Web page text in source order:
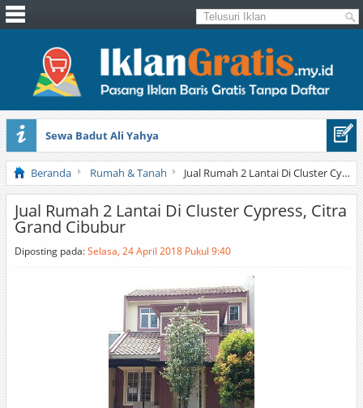
Sewa Badut Ali Yahya
Honda Brio 1.3 E AT CBU 2012 Putih
Beranda Rumah & Tanah Jual Rumah 2 Lantai Di Cluster Cypress, Citra Grand Cibubur
Jual Rumah 2 Lantai Di Cluster Cypress, Citra
Grand Cibubur
Diposting pada:Selasa, 24 April 2018 Pukul 9:40